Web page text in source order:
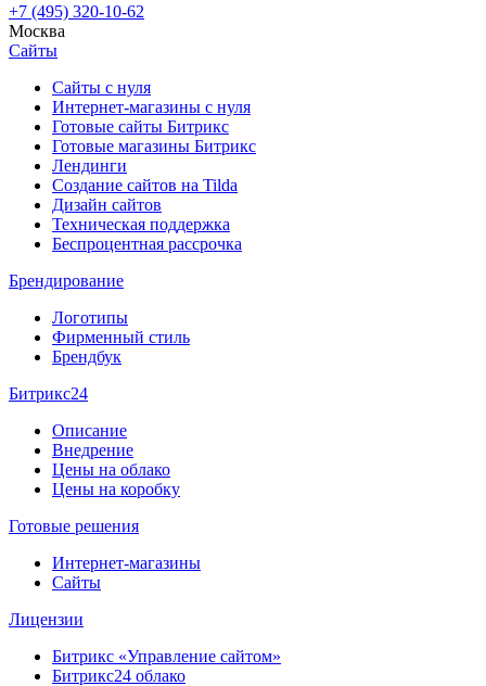
+7 (495) 320-10-62
Москва
Сайты
Сайты с нуля
Интернет-магазины с нуля
Готовые сайты Битрикс
Готовые магазины Битрикс
Лендинги
Создание сайтов на Tilda
Дизайн сайтов
Техническая поддержка
Беспроцентная рассрочка
Брендирование
Логотипы
Фирменный стиль
Брендбук
Битрикс24
Описание
Внедрение
Цены на облако
Цены на коробку
Готовые решения
Интернет-магазины
Сайты
Лицензии
Битрикс «Управление сайтом»
Битрикс24 облако